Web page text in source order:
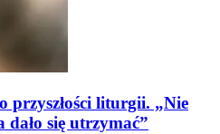
przyszłości liturgii. „Nie
dało się utrzymać”